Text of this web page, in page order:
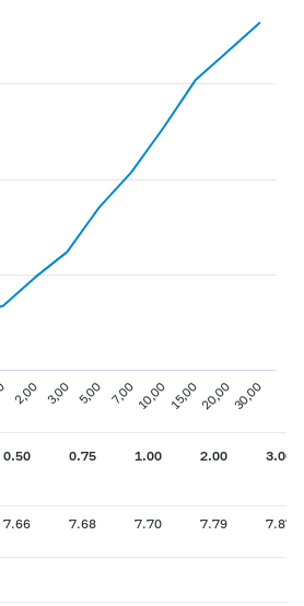
2,00 3,00 5,00 7,00 10,00 15,0020,0030,00
0.50 0.75 1.00 2.00 3.00
7.66 7.68 7.70 7.79 7.87